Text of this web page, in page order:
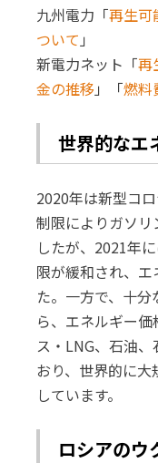
九州電力「再生可
ついて 」
新電力ネット「再
金の推移 」「燃料
世界的なエ
2020年は新型コ
制限によりガソ
したが、2021年
限が緩和され、
た。一方で、十
ら、エネルギー
ス・LNG、石油
おり、世界的に
しています。
ロシアのウ